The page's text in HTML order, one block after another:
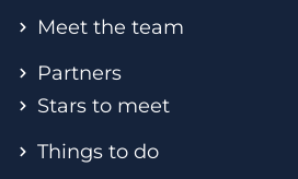
Meet the team
Partners
Stars to meet
Things to do